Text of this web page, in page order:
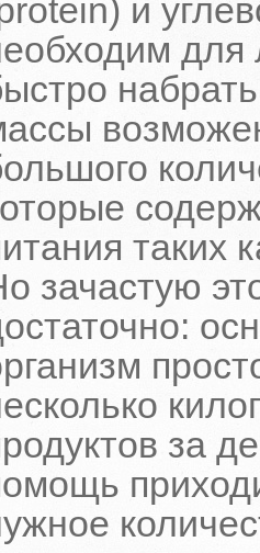
и
таких
зачастую
за